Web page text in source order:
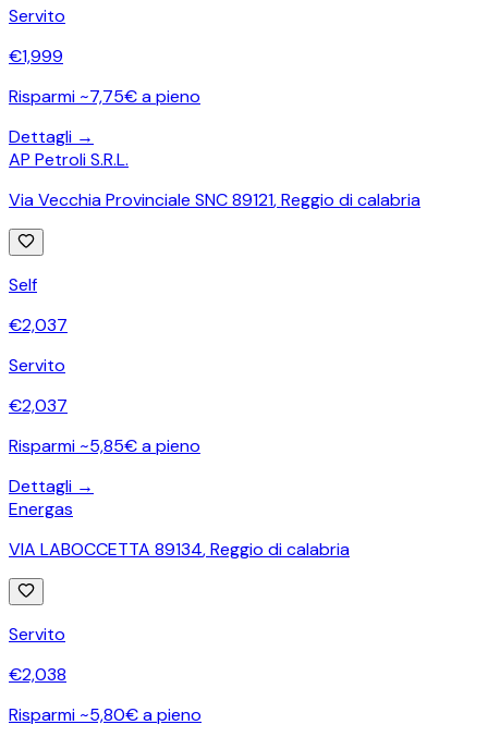
Servito
€1,999
Risparmi ~7,75€ a pieno
Dettagli →
AP Petroli S.R.L.
Via Vecchia Provinciale SNC 89121,Reggio di calabria
Self
€2,037
Servito
€2,037
Risparmi ~5,85€ a pieno
Dettagli →
Energas
VIA LABOCCETTA 89134,Reggio di calabria
Servito
€2,038
Risparmi ~5,80€ a pieno